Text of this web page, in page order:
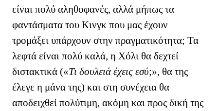
είναι πολύ αληθοφανές, αλλά μήπως τα
φαντάσματα του Κινγκ που μας έχουν
τρομάξει υπάρχουν στην πραγματικότητα; Τα
λεφτά είναι πολύ καλά, η Χόλι θα δεχτεί
διστακτικά («Τι δουλειά έχεις εσύ;», θα της
έλεγε η μάνα της) και στη συνέχεια θα
αποδειχθεί πολύτιμη, ακόμη και προς δική της